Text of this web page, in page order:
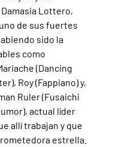
Lottero,
de sus fuertes
sido la
como
(Dancing
Roy (Fappiano) y,
Ruler (Fusaichi
actual líder
allí trabajan y que
estrella.